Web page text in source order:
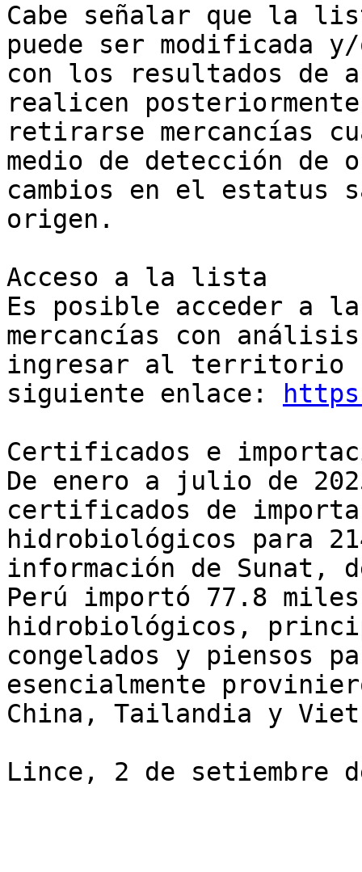
Cabe señalar que la
puede ser modificada
con los resultados de
realicen
retirarse mercancías
medio de detección de
cambios en el estatus
origen.
Acceso a la lista
Es posible acceder a
mercancías con
ingresar al territorio
siguiente enlace:
Certificados e
De enero a julio de
certificados de
hidrobiológicos para
información de Sunat,
Perú importó 77.8
hidrobiológicos,
congelados y piensos
esencialmente
China, Tailandia y
Lince, 2 de setiembre